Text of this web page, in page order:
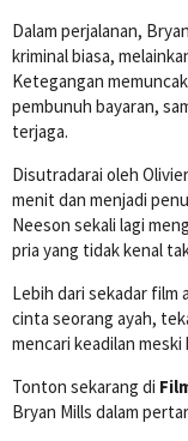
Dalam perjalanan,
kriminal biasa,
Ketegangan
pembunuh bayaran,
terjaga.
Disutradarai oleh
menit dan menjadi
Neeson sekali lagi
pria yang tidak kenal
Lebih dari sekadar film
cinta seorang ayah,
mencari keadilan
Tonton sekarang di
Bryan Mills dalam